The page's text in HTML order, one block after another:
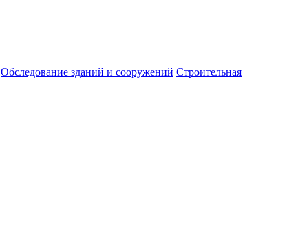
Обследование зданий и сооружений Строительная